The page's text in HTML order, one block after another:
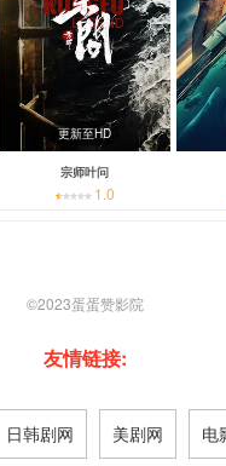
更新至HD
宗师叶问
1.0
©2023蛋蛋赞影院
友情链接:
日韩剧网 美剧网 电